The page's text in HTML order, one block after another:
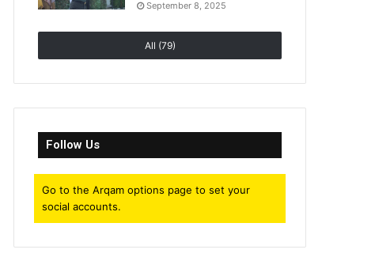
September 8, 2025
All (79)
Follow Us
Go to the Arqam options page to set your
social accounts.